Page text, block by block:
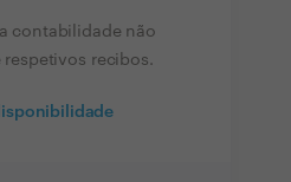
contabilidade não
respetivos recibos.